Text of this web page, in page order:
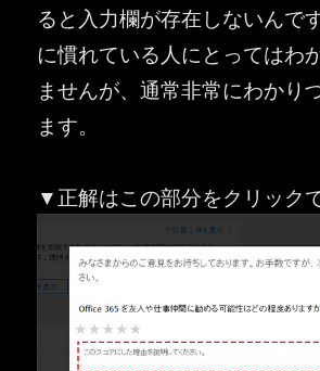
ると入力欄が存在しないんで
に慣れている人にとってはわ
ませんが、通常非常にわかり
ます。
▼正解はこの部分をクリックで